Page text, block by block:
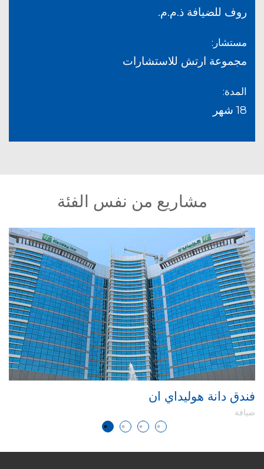
روف للضيافة ذ.م.م.
مستشار:
مجموعة ارتش للاستشارات
المدة:
18 شهر
مشاريع من نفس الفئة
فندق دانة هوليداي ان
ضيافة